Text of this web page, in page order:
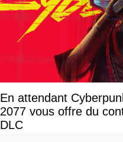
En attendant
2077 vous offre du
DLC